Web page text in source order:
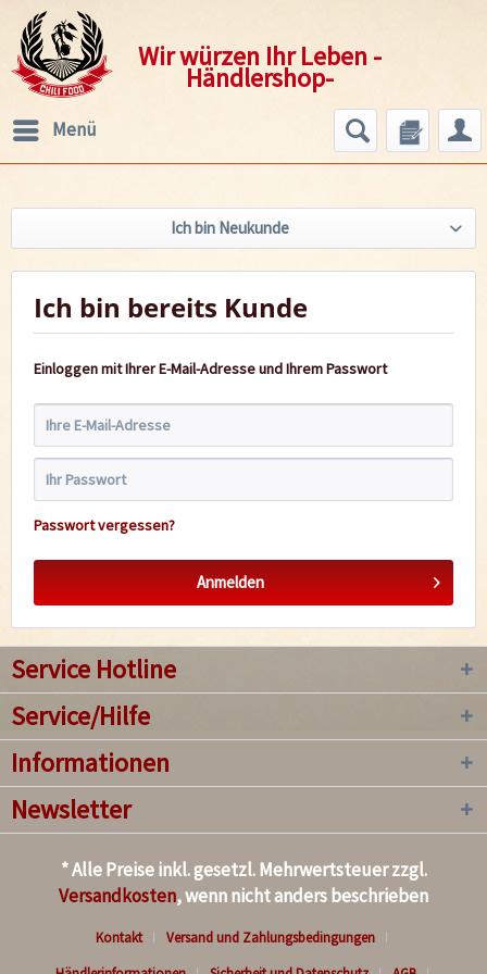
Wir würzen Ihr Leben -
Händlershop-
Menü
Ich bin Neukunde
Ich bin bereits Kunde
Einloggen mit Ihrer E-Mail-Adresse und Ihrem Passwort
Passwort vergessen?
Anmelden
Service Hotline
Service/Hilfe
Informationen
Newsletter
* Alle Preise inkl. gesetzl. Mehrwertsteuer zzgl.
Versandkosten, wenn nicht anders beschrieben
Kontakt
Versand und Zahlungsbedingungen